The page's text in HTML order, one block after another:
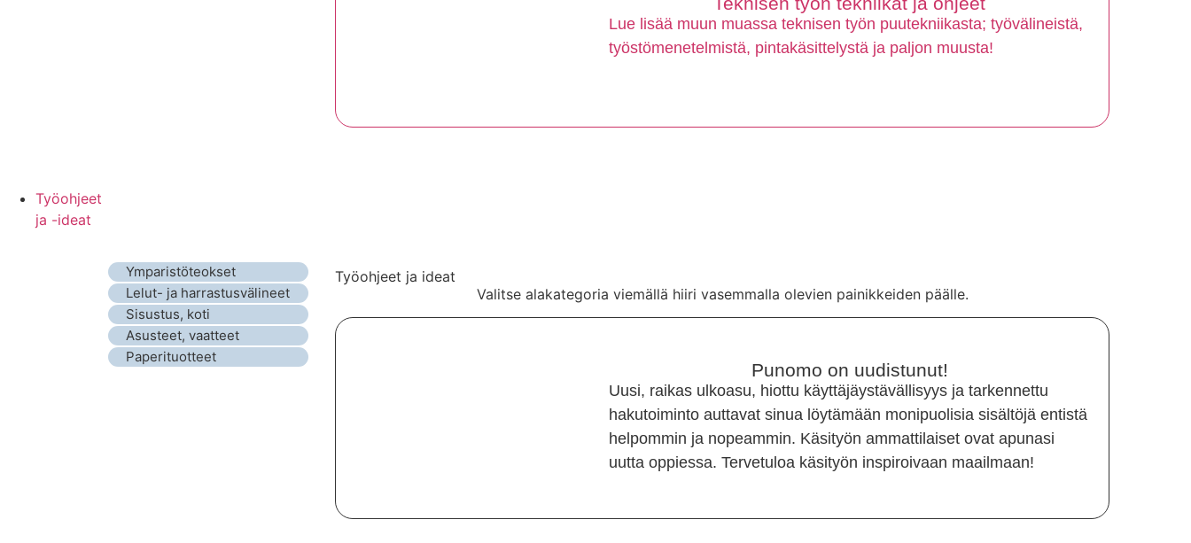
Lue lisää muun muassa teknisen työn puutekniikasta; työvälineistä,
työstömenetelmistä, pintakäsittelystä ja paljon muusta!
Työohjeet
ja -ideat
Ymparistöteokset
Lelut- ja harrastusvälineet
Sisustus, koti
Asusteet, vaatteet
Paperituotteet
Työohjeet ja ideat
Valitse alakategoria viemällä hiiri vasemmalla olevien painikkeiden päälle.
Punomo on uudistunut!
Uusi, raikas ulkoasu, hiottu käyttäjäystävällisyys ja tarkennettu
hakutoiminto auttavat sinua löytämään monipuolisia sisältöjä entistä
helpommin ja nopeammin. Käsityön ammattilaiset ovat apunasi
uutta oppiessa. Tervetuloa käsityön inspiroivaan maailmaan!